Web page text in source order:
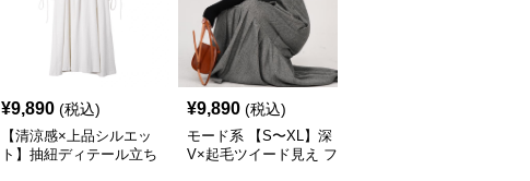
¥9,890 (税込)
【清涼感×上品シルエッ
ト】抽紐ディテール立ち
¥9,890 (税込)
モード系 【S〜XL】深
V×起毛ツイード見え フ